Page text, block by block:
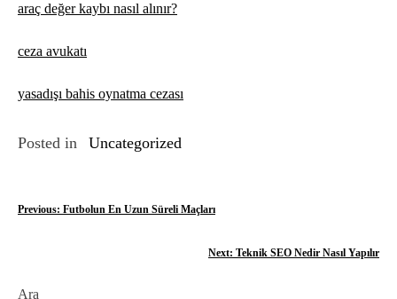
araç değer kaybı nasıl alınır?
ceza avukatı
yasadışı bahis oynatma cezası
Posted in Uncategorized
Y
Previous: Futbolun En Uzun Süreli Maçları
Next: Teknik SEO Nedir Nasıl Yapılır
Ara